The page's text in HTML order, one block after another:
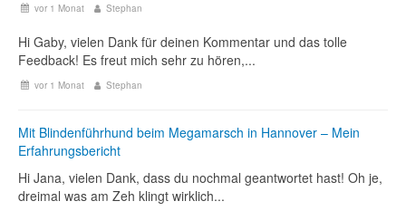
vor 1 Monat Stephan
Hi Gaby, vielen Dank für deinen Kommentar und das tolle
Feedback! Es freut mich sehr zu hören,...
vor 1 Monat Stephan
Mit Blindenführhund beim Megamarsch in Hannover – Mein
Erfahrungsbericht
Hi Jana, vielen Dank, dass du nochmal geantwortet hast! Oh je,
dreimal was am Zeh klingt wirklich...